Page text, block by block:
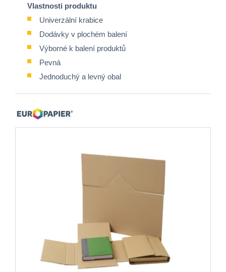
Vlastnosti produktu
Univerzální krabice
Dodávky v plochém balení
Výborné k balení produktů
Pevná
Jednoduchý a levný obal